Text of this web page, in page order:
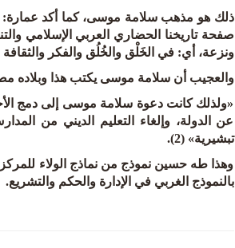
ذلك هو مذهب سلامة موسى، كما أكد عمارة:
صفحة تاريخنا الحضاري العربي الإسلامي
ونزعة، أي: في الخَلْق والخُلُق والفكر والثقافة
والعجيب أن سلامة موسى يكتب هذا وبلاده
«ولذلك كانت دعوة سلامة موسى إلى دمج
عن الدولة، وإلغاء التعليم الديني من
تبشيرية» (2).
وهذا طه حسين نموذج من نماذج الولاء
بالنموذج الغربي في الإدارة والحكم والتشريع.